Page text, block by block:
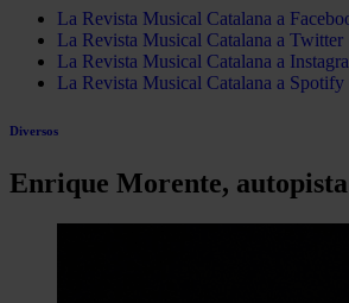
La Revista Musical Catalana a
La Revista Musical Catalana a Twitter
La Revista Musical Catalana a
La Revista Musical Catalana a Spotify
Diversos
Enrique Morente,